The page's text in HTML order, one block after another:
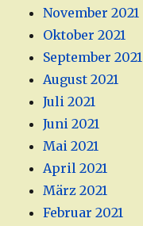
November 2021
Oktober 2021
September 2021
August 2021
Juli 2021
Juni 2021
Mai 2021
April 2021
März 2021
Februar 2021